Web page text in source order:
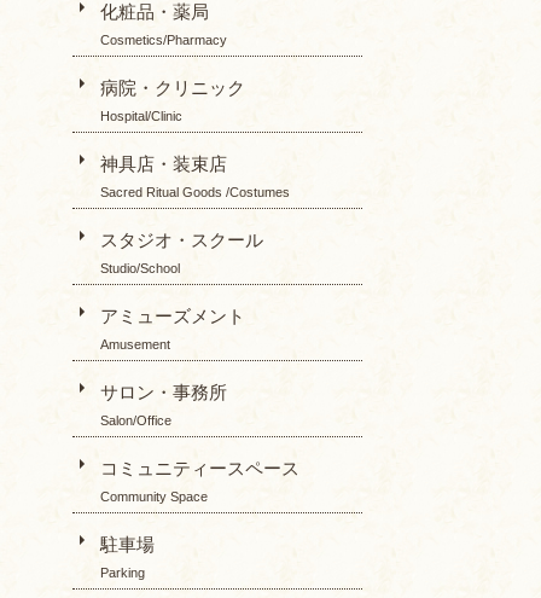
化粧品・薬局
Cosmetics/Pharmacy
病院・クリニック
Hospital/Clinic
神具店・装束店
Sacred Ritual Goods /Costumes
スタジオ・スクール
Studio/School
アミューズメント
Amusement
サロン・事務所
Salon/Office
コミュニティースペース
Community Space
駐車場
Parking